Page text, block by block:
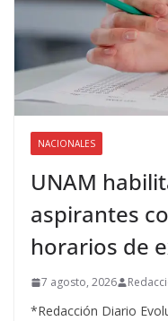
NACIONALES
UNAM
aspirantes
horarios de
7 agosto, 2026
*Redacción Diario